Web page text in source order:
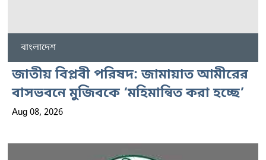
বাংলাদেশ
জাতীয় বিপ্লবী পরিষদ: জামায়াত আমীরের
বাসভবনে মুজিবকে ‘মহিমান্বিত করা হচ্ছে’
Aug 08, 2026